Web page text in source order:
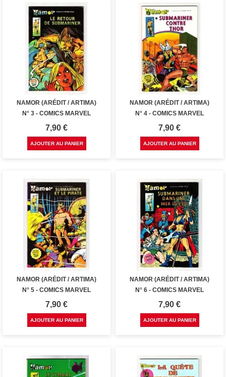
NAMOR (ARÉDIT / ARTIMA)
N° 3 - COMICS MARVEL
Prix
7,90 €
AJOUTER AU PANIER
NAMOR (ARÉDIT / ARTIMA)
N° 4 - COMICS MARVEL
Prix
7,90 €
AJOUTER AU PANIER
NAMOR (ARÉDIT / ARTIMA)
N° 5 - COMICS MARVEL
Prix
7,90 €
AJOUTER AU PANIER
NAMOR (ARÉDIT / ARTIMA)
N° 6 - COMICS MARVEL
Prix
7,90 €
AJOUTER AU PANIER